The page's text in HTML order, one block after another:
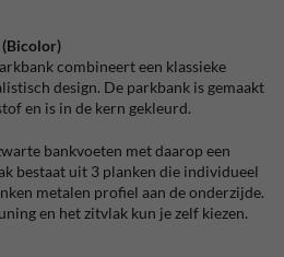
(Bicolor)
combineert een klassieke
design. De parkbank is gemaakt
en is in de kern gekleurd.
bankvoeten met daarop een
bestaat uit 3 planken die individueel
metalen profiel aan de onderzijde.
en het zitvlak kun je zelf kiezen.